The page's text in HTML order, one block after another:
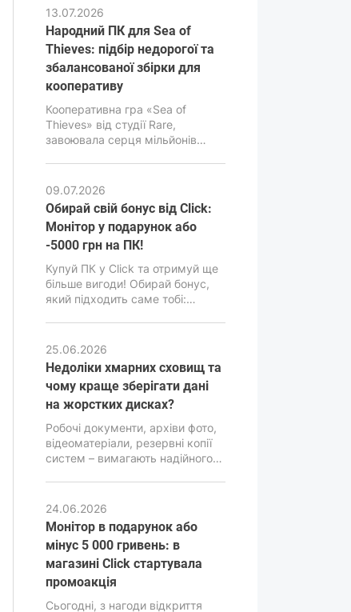
найатмосферніших, але й
водночас дуже вимогливих
екшен-RPG останніх років. В її
основі лежить рушій C-Engine
від студії Techland, який за
гарну картинку, просунуту
фізику вимагає підвищеної
продуктивності від ПК.
13.07.2026
Народний ПК для Sea of ​​
Thieves: підбір недорогої та
збалансованої збірки для
кооперативу
Кооперативна гра «Sea of ​​
Thieves» від студії Rare,
завоювала серця мільйонів
фізикою води та
приголомшливим візуальним
стилем. Але за зовнішньою
мультяшною графікою є дуже
сильний двигун Unreal Engine 4,
здатний навантажити навіть
сучасні ПК, особливо
бюджетного класу.
09.07.2026
Обирай свій бонус від Click:
Монітор у подарунок або
-5000 грн на ПК!
Купуй ПК у Click та отримуй ще
більше вигоди! Обирай бонус,
який підходить саме тобі:
Скористайся акційною
пропозицією та зроби свою
покупку ще вигіднішою.
25.06.2026
Недоліки хмарних сховищ та
чому краще зберігати дані
на жорстких дисках?
Робочі документи, архіви фото,
відеоматеріали, резервні копії
систем – вимагають надійного
може призвести до втрати
інформації, серйозних
фінансових та репутаційних
наслідків. Саме тому питання
вибору між хмарними
сервісами та локальними
24.06.2026
Монітор в подарунок або
мінус 5 000 гривень: в
магазині Click стартувала
промоакція
​​​​​​​Сьогодні, з нагоди відкриття